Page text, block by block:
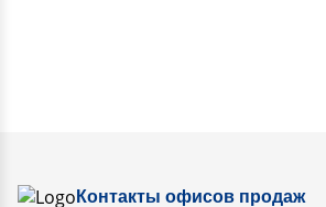
Контакты офисов продаж